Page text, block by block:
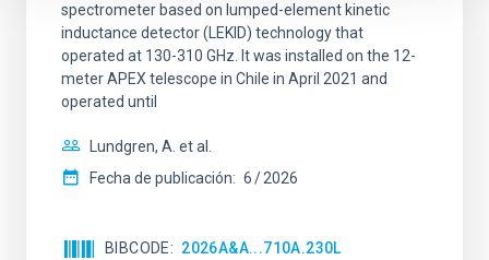
spectrometer based on lumped-element kinetic
inductance detector (LEKID) technology that
operated at 130-310 GHz. It was installed on the 12-
meter APEX telescope in Chile in April 2021 and
operated until
Lundgren, A. et al.
Fecha de publicación: 6 2026
BIBCODE 2026A&A...710A.230L